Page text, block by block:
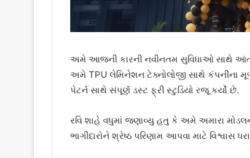
અમે આજની કારની નવીનતમ સુવિધાઓ સાથે
અમે TPU લેમિનેશન ટેક્નોલોજી સાથે કંપનીના મૂળ
પેટર્ન સાથે સંપૂર્ણ ડસ્ટ ફ્રી સ્ટુડિયો રજૂ કર્યો છે.
રવિ શાહે વધુમાં જણાવ્યુ હતુ કે અમે અમારા
ભાગીદારોને શ્રેષ્ઠ પરિણામ આપવા માટે વિશ્વાસ